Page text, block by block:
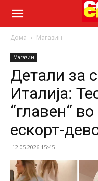
Дома Магазин
Магазин
Детали за
Италија:
“главен“
ескорт-
12.05.2026 15:45